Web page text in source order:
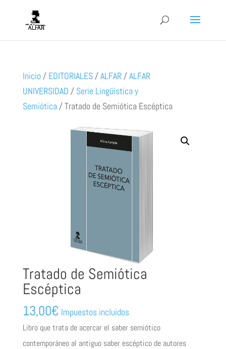
Inicio / EDITORIALES/ALFAR/ALFAR
UNIVERSIDAD / Serie Lingüística y
Semiótica /Tratado de Semiótica Escéptica
Tratado de Semiótica
Escéptica
13,00€ Impuestos incluidos
Libro que trata de acercar el saber semiótico
contemporáneo al antiguo saber escéptico de autores